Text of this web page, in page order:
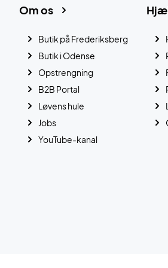
Om os
Butik på Frederiksberg
Butik i Odense
Opstrengning
B2B Portal
Løvens hule
Jobs
YouTube-kanal